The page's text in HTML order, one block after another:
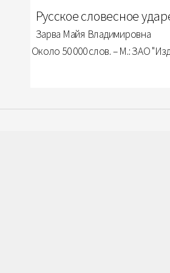
Русское словесное
Зарва Майя Владимировна
Около 50 000 слов. – М.: ЗАО